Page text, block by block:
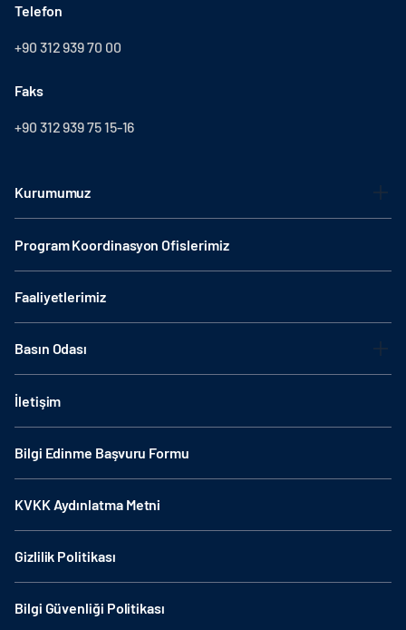
Telefon
+90 312 939 70 00
Faks
+90 312 939 75 15-16
Kurumumuz
Program Koordinasyon Ofislerimiz
Faaliyetlerimiz
Basın Odası
İletişim
Bilgi Edinme Başvuru Formu
KVKK Aydınlatma Metni
Gizlilik Politikası
Bilgi Güvenliği Politikası